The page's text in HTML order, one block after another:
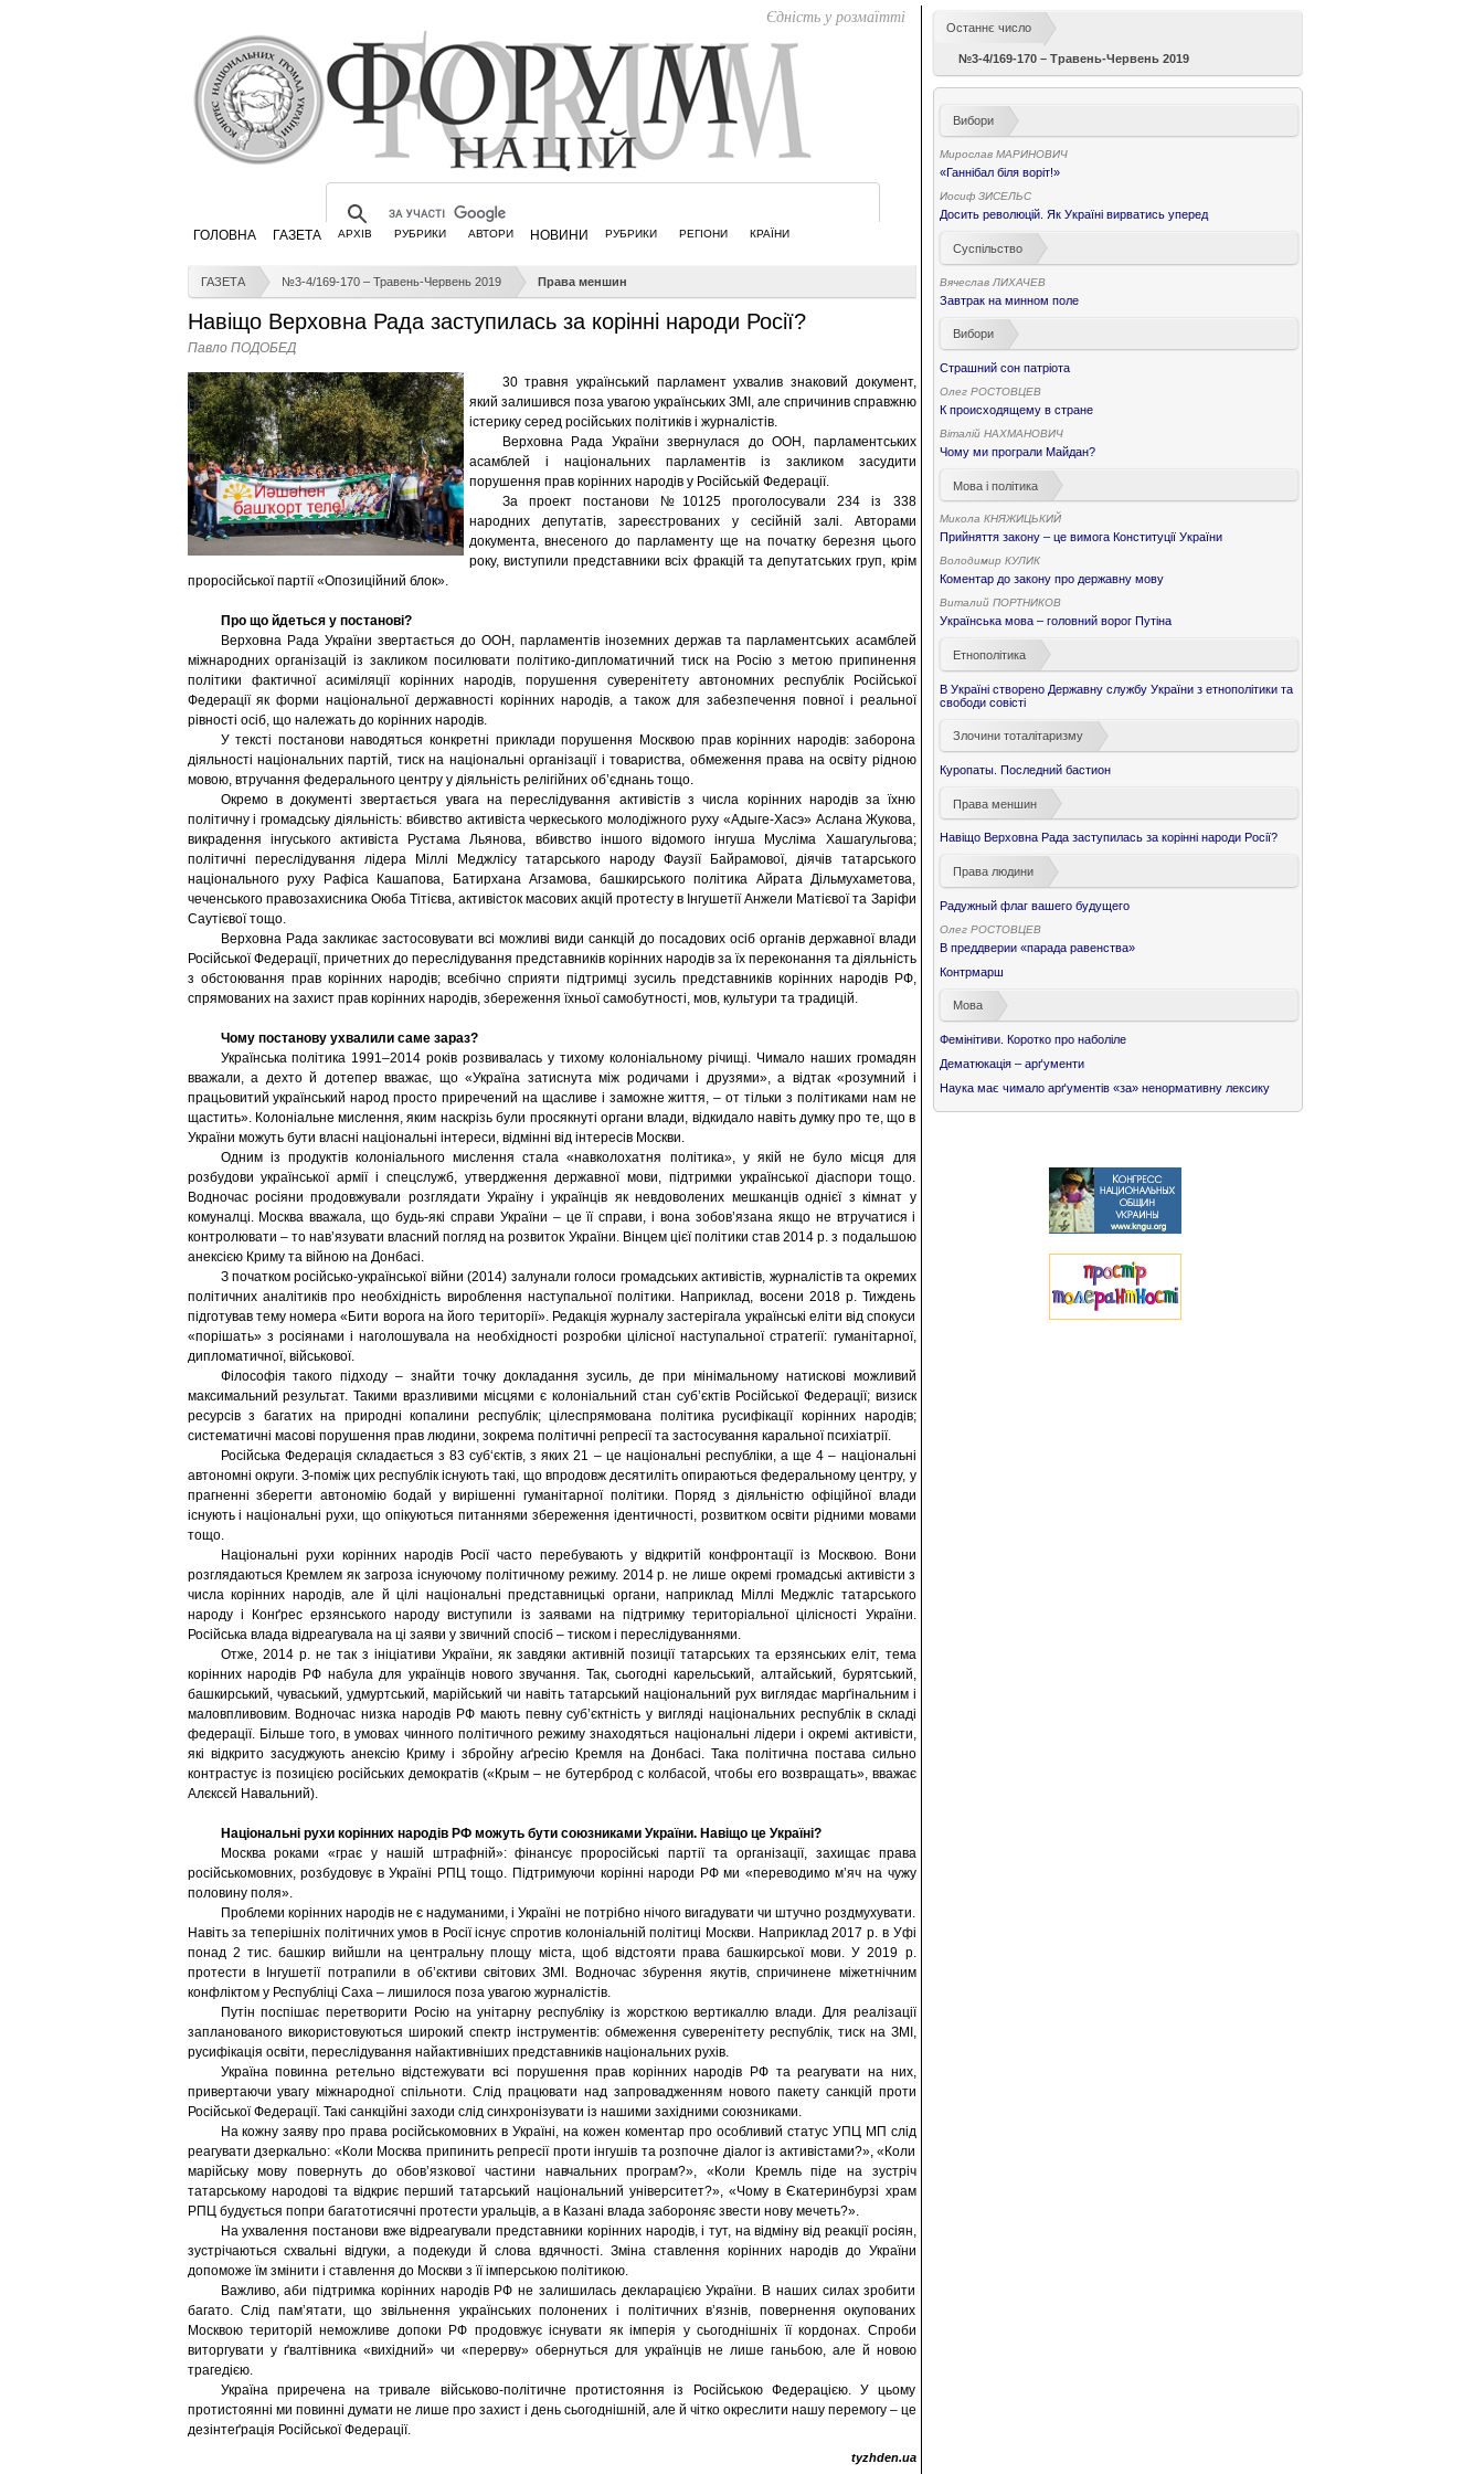
Єдність у розмаїтті
ГОЛОВНА ГАЗЕТА АРХІВ РУБРИКИ АВТОРИ НОВИНИ РУБРИКИ РЕГІОНИ КРАЇНИ
ГАЗЕТА №3-4/169-170 – Травень-Червень 2019 Права меншин
Навіщо Верховна Рада заступилась за корінні народи Росії?
Павло ПОДОБЕД
30 травня український парламент ухвалив знаковий документ,
який залишився поза увагою українських ЗМІ, але спричинив справжню
істерику серед російських політиків і журналістів.
Верховна Рада України звернулася до ООН, парламентських
асамблей і національних парламентів із закликом засудити
порушення прав корінних народів у Російській Федерації.
За проект постанови №10125 проголосували 234 із 338
народних депутатів, зареєстрованих у сесійній залі. Авторами
документа, внесеного до парламенту ще на початку березня цього
року, виступили представники всіх фракцій та депутатських груп, крім
проросійської партії «Опозиційний блок».
Про що йдеться у постанові?
Верховна Рада України звертається до ООН, парламентів іноземних держав та парламентських асамблей
міжнародних організацій із закликом посилювати політико-дипломатичний тиск на Росію з метою припинення
політики фактичної асиміляції корінних народів, порушення суверенітету автономних республік Російської
Федерації як форми національної державності корінних народів, а також для забезпечення повної і реальної
рівності осіб, що належать до корінних народів.
У тексті постанови наводяться конкретні приклади порушення Москвою прав корінних народів: заборона
діяльності національних партій, тиск на національні організації і товариства, обмеження права на освіту рідною
мовою, втручання федерального центру у діяльність релігійних об’єднань тощо.
Окремо в документі звертається увага на переслідування активістів з числа корінних народів за їхню
політичну і громадську діяльність: вбивство активіста черкеського молодіжного руху «Адыге-Хасэ» Аслана Жукова,
викрадення інгуського активіста Рустама Льянова, вбивство іншого відомого інгуша Мусліма Хашагульгова;
політичні переслідування лідера Міллі Меджлісу татарського народу Фаузії Байрамової, діячів татарського
національного руху Рафіса Кашапова, Батирхана Агзамова, башкирського політика Айрата Дільмухаметова,
чеченського правозахисника Оюба Тітієва, активісток масових акцій протесту в Інгушетії Анжели Матієвої та Заріфи
Саутієвої тощо.
Верховна Рада закликає застосовувати всі можливі види санкцій до посадових осіб органів державної влади
Російської Федерації, причетних до переслідування представників корінних народів за їх переконання та діяльність
з обстоювання прав корінних народів; всебічно сприяти підтримці зусиль представників корінних народів РФ,
спрямованих на захист прав корінних народів, збереження їхньої самобутності, мов, культури та традицій.
Чому постанову ухвалили саме зараз?
Українська політика 1991–2014 років розвивалась у тихому колоніальному річищі. Чимало наших громадян
вважали, а дехто й дотепер вважає, що «Україна затиснута між родичами і друзями», а відтак «розумний і
працьовитий український народ просто приречений на щасливе і заможне життя, – от тільки з політиками нам не
щастить». Колоніальне мислення, яким наскрізь були просякнуті органи влади, відкидало навіть думку про те, що в
України можуть бути власні національні інтереси, відмінні від інтересів Москви.
Одним із продуктів колоніального мислення стала «навколохатня політика», у якій не було місця для
розбудови української армії і спецслужб, утвердження державної мови, підтримки української діаспори тощо.
Водночас росіяни продовжували розглядати Україну і українців як невдоволених мешканців однієї з кімнат у
комуналці. Москва вважала, що будь-які справи України – це її справи, і вона зобов’язана якщо не втручатися і
контролювати – то нав’язувати власний погляд на розвиток України. Вінцем цієї політики став 2014 р. з подальшою
анексією Криму та війною на Донбасі.
З початком російсько-української війни (2014) залунали голоси громадських активістів, журналістів та окремих
політичних аналітиків про необхідність вироблення наступальної політики. Наприклад, восени 2018 р. Тиждень
підготував тему номера «Бити ворога на його території». Редакція журналу застерігала українські еліти від спокуси
«порішать» з росіянами і наголошувала на необхідності розробки цілісної наступальної стратегії: гуманітарної,
дипломатичної, військової.
Філософія такого підходу – знайти точку докладання зусиль, де при мінімальному натискові можливий
максимальний результат. Такими вразливими місцями є колоніальний стан суб’єктів Російської Федерації; визиск
ресурсів з багатих на природні копалини республік; цілеспрямована політика русифікації корінних народів;
систематичні масові порушення прав людини, зокрема політичні репресії та застосування каральної психіатрії.
Російська Федерація складається з 83 суб‘єктів, з яких 21 – це національні республіки, а ще 4 – національні
автономні округи. З-поміж цих республік існують такі, що впродовж десятиліть опираються федеральному центру, у
прагненні зберегти автономію бодай у вирішенні гуманітарної політики. Поряд з діяльністю офіційної влади
існують і національні рухи, що опікуються питаннями збереження ідентичності, розвитком освіти рідними мовами
тощо.
Національні рухи корінних народів Росії часто перебувають у відкритій конфронтації із Москвою. Вони
розглядаються Кремлем як загроза існуючому політичному режиму. 2014 р. не лише окремі громадські активісти з
числа корінних народів, але й цілі національні представницькі органи, наприклад Міллі Меджліс татарського
народу і Конґрес ерзянського народу виступили із заявами на підтримку територіальної цілісності України.
Російська влада відреагувала на ці заяви у звичний спосіб – тиском і переслідуваннями.
Отже, 2014 р. не так з ініціативи України, як завдяки активній позиції татарських та ерзянських еліт, тема
корінних народів РФ набула для українців нового звучання. Так, сьогодні карельський, алтайський, бурятський,
башкирський, чуваський, удмуртський, марійський чи навіть татарський національний рух виглядає марґінальним і
маловпливовим. Водночас низка народів РФ мають певну суб’єктність у вигляді національних республік в складі
федерації. Більше того, в умовах чинного політичного режиму знаходяться національні лідери і окремі активісти,
які відкрито засуджують анексію Криму і збройну аґресію Кремля на Донбасі. Така політична постава сильно
контрастує із позицією російських демократів («Крым – не бутерброд с колбасой, чтобы его возвращать», вважає
Алєксєй Навальний).
Національні рухи корінних народів РФ можуть бути союзниками України. Навіщо це Україні?
Москва роками «грає у нашій штрафній»: фінансує проросійські партії та організації, захищає права
російськомовних, розбудовує в Україні РПЦ тощо. Підтримуючи корінні народи РФ ми «переводимо м’яч на чужу
половину поля».
Проблеми корінних народів не є надуманими, і Україні не потрібно нічого вигадувати чи штучно роздмухувати.
Навіть за теперішніх політичних умов в Росії існує спротив колоніальній політиці Москви. Наприклад 2017 р. в Уфі
понад 2 тис. башкир вийшли на центральну площу міста, щоб відстояти права башкирської мови. У 2019 р.
протести в Інгушетії потрапили в об’єктиви світових ЗМІ. Водночас збурення якутів, спричинене міжетнічним
конфліктом у Республіці Саха – лишилося поза увагою журналістів.
Путін поспішає перетворити Росію на унітарну республіку із жорсткою вертикаллю влади. Для реалізації
запланованого використовуються широкий спектр інструментів: обмеження суверенітету республік, тиск на ЗМІ,
русифікація освіти, переслідування найактивніших представників національних рухів.
Україна повинна ретельно відстежувати всі порушення прав корінних народів РФ та реагувати на них,
привертаючи увагу міжнародної спільноти. Слід працювати над запровадженням нового пакету санкцій проти
Російської Федерації. Такі санкційні заходи слід синхронізувати із нашими західними союзниками.
На кожну заяву про права російськомовних в Україні, на кожен коментар про особливий статус УПЦ МП слід
реагувати дзеркально: «Коли Москва припинить репресії проти інгушів та розпочне діалог із активістами?», «Коли
марійську мову повернуть до обов’язкової частини навчальних програм?», «Коли Кремль піде на зустріч
татарському народові та відкриє перший татарський національний університет?», «Чому в Єкатеринбурзі храм
РПЦ будується попри багатотисячні протести уральців, а в Казані влада забороняє звести нову мечеть?».
На ухвалення постанови вже відреагували представники корінних народів, і тут, на відміну від реакції росіян,
зустрічаються схвальні відгуки, а подекуди й слова вдячності. Зміна ставлення корінних народів до України
допоможе їм змінити і ставлення до Москви з її імперською політикою.
Важливо, аби підтримка корінних народів РФ не залишилась декларацією України. В наших силах зробити
багато. Слід пам’ятати, що звільнення українських полонених і політичних в’язнів, повернення окупованих
Москвою територій неможливе допоки РФ продовжує існувати як імперія у сьогоднішніх її кордонах. Спроби
виторгувати у ґвалтівника «вихідний» чи «перерву» обернуться для українців не лише ганьбою, але й новою
трагедією.
Україна приречена на тривале військово-політичне протистояння із Російською Федерацією. У цьому
протистоянні ми повинні думати не лише про захист і день сьогоднішній, але й чітко окреслити нашу перемогу – це
дезінтеґрація Російської Федерації.
tyzhden.ua
Останнє число
№3-4/169-170 – Травень-Червень 2019
Вибори
Мирослав МАРИНОВИЧ
«Ганнібал біля воріт!»
Иосиф ЗИСЕЛЬС
Досить революцій. Як Україні вирватись уперед
Суспільство
Вячеслав ЛИХАЧЕВ
Завтрак на минном поле
Вибори
Страшний сон патріота
Олег РОСТОВЦЕВ
К происходящему в стране
Віталій НАХМАНОВИЧ
Чому ми програли Майдан?
Мова і політика
Микола КНЯЖИЦЬКИЙ
Прийняття закону – це вимога Конституції України
Володимир КУЛИК
Коментар до закону про державну мову
Виталий ПОРТНИКОВ
Українська мова – головний ворог Путіна
Етнополітика
В Україні створено Державну службу України з етнополітики та
свободи совісті
Злочини тоталітаризму
Куропаты. Последний бастион
Права меншин
Навіщо Верховна Рада заступилась за корінні народи Росії?
Права людини
Радужный флаг вашего будущего
Олег РОСТОВЦЕВ
В преддверии «парада равенства»
Контрмарш
Мова
Фемінітиви. Коротко про наболіле
Дематюкація – арґументи
Наука має чимало арґументів «за» ненормативну лексику